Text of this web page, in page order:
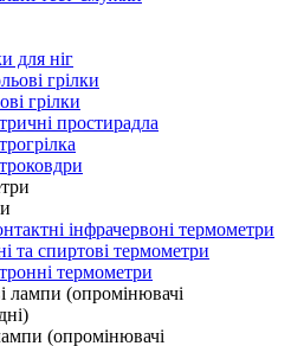
для ніг
грілки
простирадла
інфрачервоні термометри
та спиртові термометри
термометри
(опромінювачі